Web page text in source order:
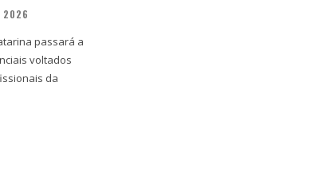
2026
passará a
voltados
da